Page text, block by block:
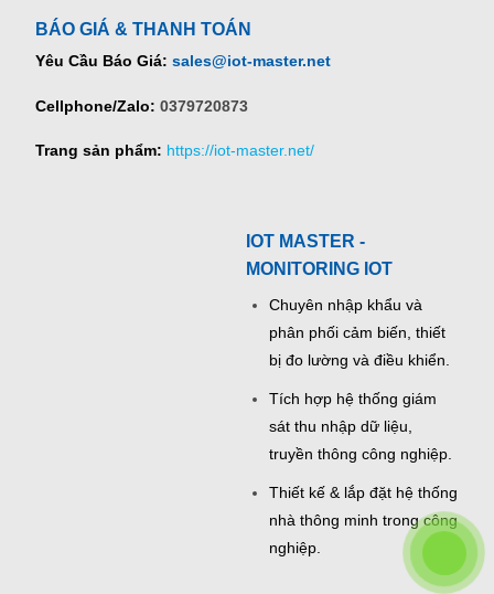
BÁO GIÁ & THANH TOÁN
Yêu Cầu Báo Giá: sales@iot-master.net
Cellphone/Zalo: 0379720873
Trang sản phẩm: https://iot-master.net/
IOT MASTER -
MONITORING IOT
Chuyên nhập khẩu và
phân phối cảm biến, thiết
bị đo lường và điều khiển.
Tích hợp hệ thống giám
sát thu nhập dữ liệu,
truyền thông công nghiệp.
Thiết kế & lắp đặt hệ thống
nhà thông minh trong công
nghiệp.